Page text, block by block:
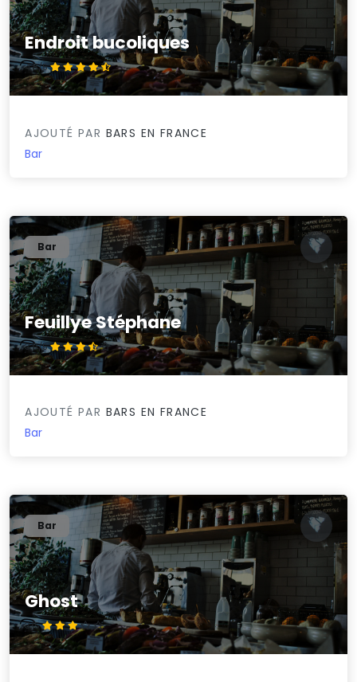
Endroit bucoliques
4.8/5
AJOUTÉ PAR BARS EN FRANCE
Bar
Feuillye Stéphane
3.9/5
Bar
AJOUTÉ PAR BARS EN FRANCE
Bar
Ghost
3/5
Bar